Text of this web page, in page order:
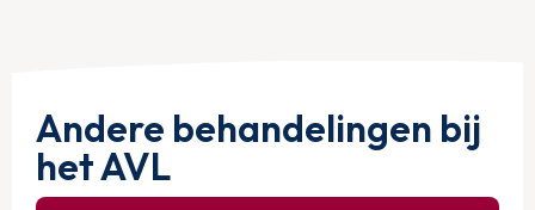
Andere behandelingen bij
het AVL